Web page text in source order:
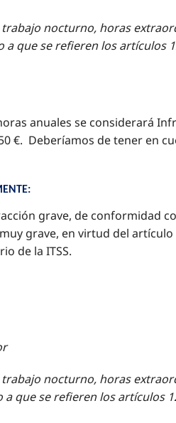
nocturno, horas
que se refieren los artículos
anuales se considerará
€. Deberíamos de tener en
grave, de conformidad
grave, en virtud del
de la ITSS.
nocturno, horas
que se refieren los artículos